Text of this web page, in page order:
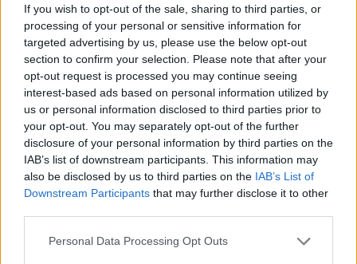
If you wish to opt-out of the sale, sharing to third parties, or
processing of your personal or sensitive information for
targeted advertising by us, please use the below opt-out
section to confirm your selection. Please note that after your
opt-out request is processed you may continue seeing
interest-based ads based on personal information utilized by
us or personal information disclosed to third parties prior to
your opt-out. You may separately opt-out of the further
disclosure of your personal information by third parties on the
IAB’s list of downstream participants. This information may
also be disclosed by us to third parties on the IAB’s List of
Downstream Participants that may further disclose it to other
Personal Data Processing Opt Outs
plecach i wydawać się troszkę niepokojący. Warto się
przełamać, bo naprawdę nie ma się czego bać, a wrażenie
jest niesamowite.